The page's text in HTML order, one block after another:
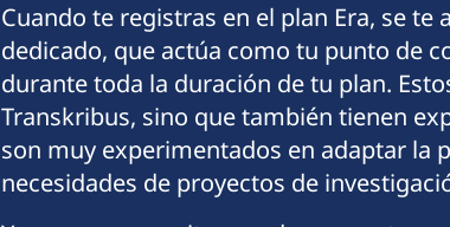
Cuando te registras en el plan Era, se
dedicado, que actúa como tu punto de
durante toda la duración de tu plan.
Transkribus, sino que también tienen
son muy experimentados en adaptar la
necesidades de proyectos de